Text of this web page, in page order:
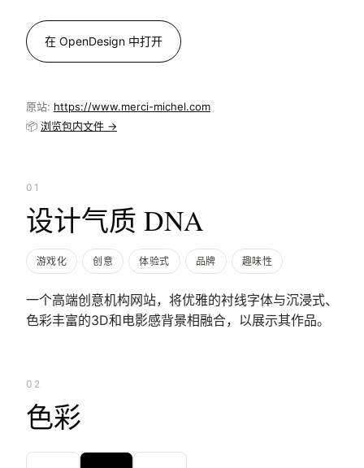
在 OpenDesign 中打开
原站: https://www.merci-michel.com
📦 浏览包内文件 →
01
设计气质 DNA
游戏化 创意 体验式 品牌 趣味性
一个高端创意机构网站，将优雅的衬线字体与沉浸式、
色彩丰富的3D和电影感背景相融合，以展示其作品。
02
色彩